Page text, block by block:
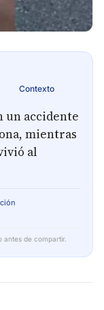
Contexto
un accidente
mientras
al
antes de compartir.